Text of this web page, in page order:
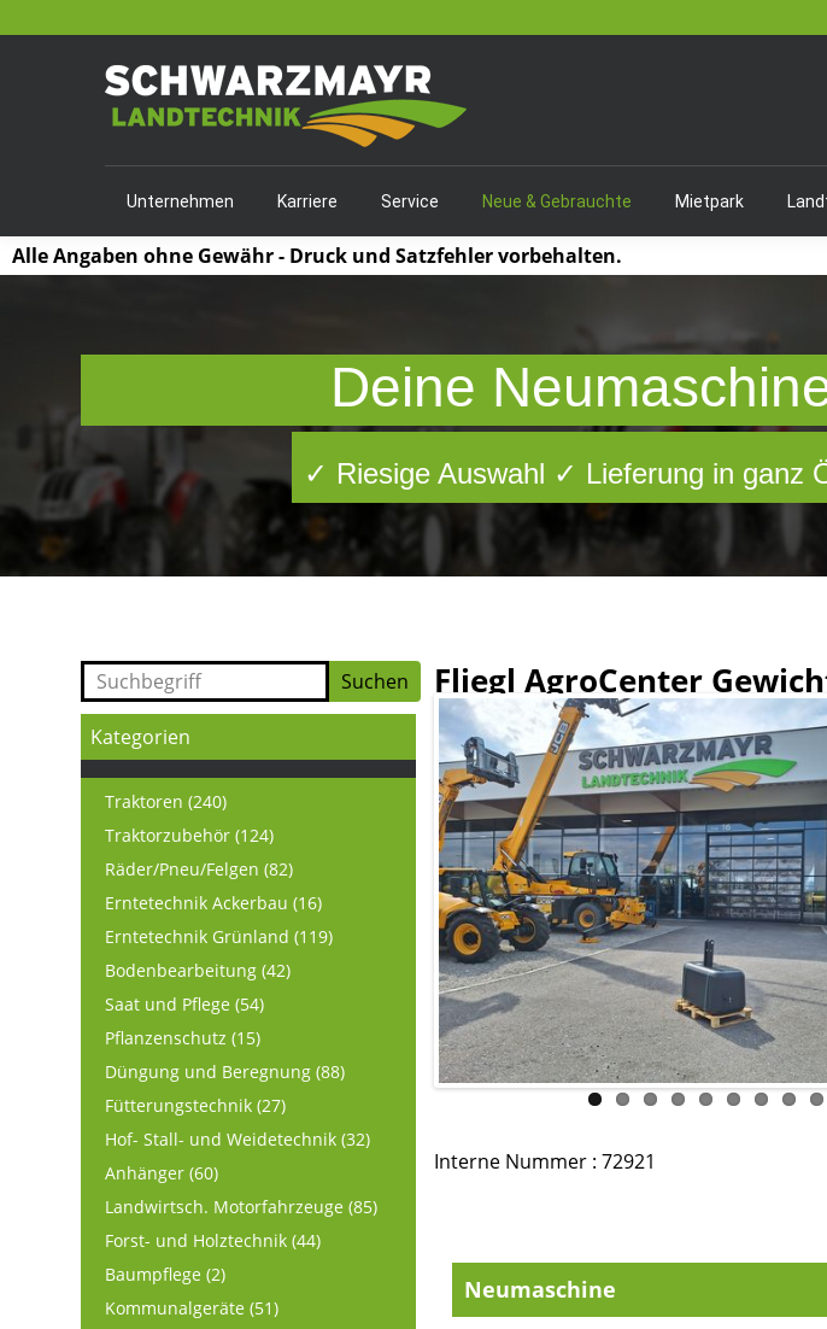
Unternehmen Karriere Service Neue & Gebrauchte Mietpark
Deine
✓ Riesige Auswahl ✓ Lieferung in ganz
Kategorien
Traktoren (240)
Traktorzubehör (124)
Räder/Pneu/Felgen (82)
Erntetechnik Ackerbau (16)
Erntetechnik Grünland (119)
Bodenbearbeitung (42)
Saat und Pflege (54)
Pflanzenschutz (15)
Düngung und Beregnung (88)
Fütterungstechnik (27)
Hof- Stall- und Weidetechnik (32)
Anhänger (60)
Landwirtsch. Motorfahrzeuge (85)
Forst- und Holztechnik (44)
Baumpflege (2)
Kommunalgeräte (51)
Fliegl AgroCenter
Interne Nummer : 72921
Neumaschine
Alle Angaben ohne Gewähr - Druck und Satzfehler vorbehalten.